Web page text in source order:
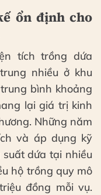
ổn định cho
tích trồng dứa
nhiều ở khu
bình khoảng
lại giá trị kinh
Những năm
và áp dụng kỹ
dứa tại nhiều
hộ trồng quy mô
đồng mỗi vụ.